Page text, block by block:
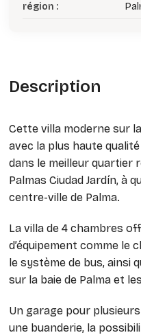
région :
Description
Cette villa moderne sur
avec la plus haute
dans le meilleur quartier
Palmas Ciudad Jardín, à
centre-ville de Palma.
La villa de 4 chambres
d’équipement comme le
le système de bus, ainsi
sur la baie de Palma et
Un garage pour
une buanderie, la